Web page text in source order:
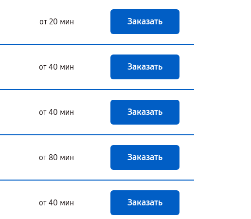
от 20 мин Заказать
от 40 мин Заказать
от 40 мин Заказать
от 80 мин Заказать
от 40 мин Заказать